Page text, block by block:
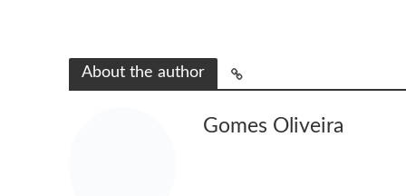
About the author
Gomes Oliveira